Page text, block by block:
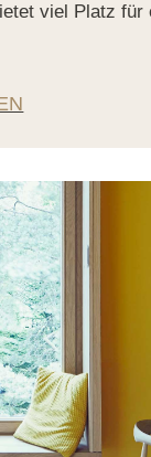
viel Platz für